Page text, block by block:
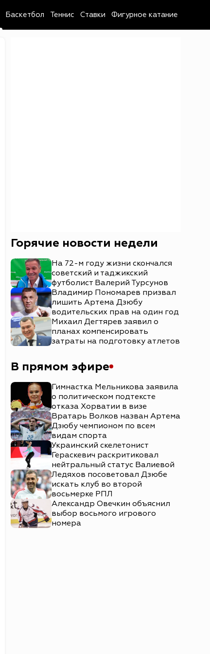
Баскетбол Теннис Ставки Фигурное катание
Горячие новости недели
На 72-м году жизни скончался
советский и таджикский
футболист Валерий Турсунов
Владимир Пономарев призвал
лишить Артема Дзюбу
водительских прав на один год
Михаил Дегтярев заявил о
планах компенсировать
затраты на подготовку атлетов
В прямом эфире
Гимнастка Мельникова заявила
о политическом подтексте
отказа Хорватии в визе
Вратарь Волков назван Артема
Дзюбу чемпионом по всем
видам спорта
Украинский скелетонист
Гераскевич раскритиковал
нейтральный статус Валиевой
Ледяхов посоветовал Дзюбе
искать клуб во второй
восьмерке РПЛ
Александр Овечкин объяснил
выбор восьмого игрового
номера